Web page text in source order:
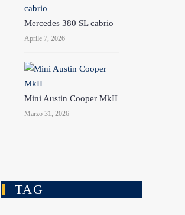
Mercedes 380 SL cabrio
Aprile 7, 2026
Mini Austin Cooper MkII
Marzo 31, 2026
TAG